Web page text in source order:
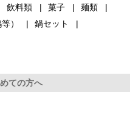
飲料類 菓子
麺類
）
鍋セット
ての方へ